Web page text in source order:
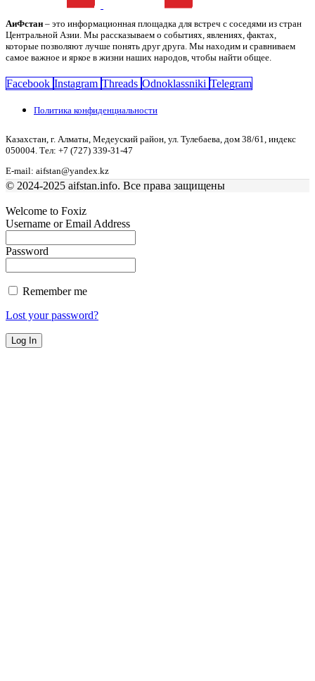
АиФстан – это информационная площадка для встреч с соседями из стран
Центральной Азии. Мы рассказываем о событиях, явлениях, фактах,
которые позволяют лучше понять друг друга. Мы находим и сравниваем
самое важное и яркое в жизни наших народов, чтобы найти общее.
Facebook Instagram Threads Odnoklassniki Telegram
Политика конфиденциальности
Казахстан, г. Алматы, Медеуский район, ул. Тулебаева, дом 38/61, индекс
050004. Тел: +7 (727) 339-31-47
E-mail: aifstan@yandex.kz
© 2024-2025 aifstan.info. Все права защищены
Welcome to Foxiz
Username or Email Address
Password
Remember me
Lost your password?